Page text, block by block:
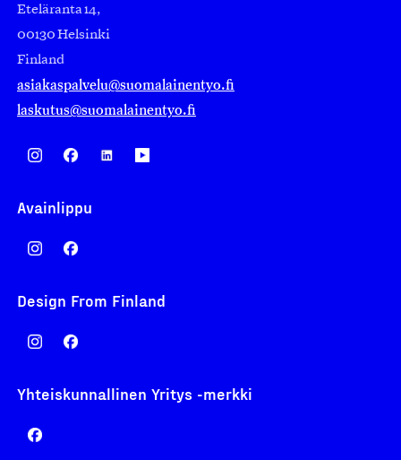
Eteläranta 14,
00130 Helsinki
Finland
asiakaspalvelu@suomalainentyo.fi
laskutus@suomalainentyo.fi
Avainlippu
Design From Finland
Yhteiskunnallinen Yritys -merkki